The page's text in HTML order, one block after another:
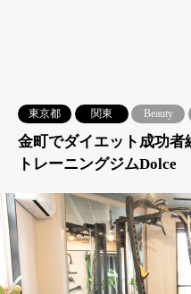
東京都 関東 Beauty
金町でダイエット成功
トレーニングジムDolce